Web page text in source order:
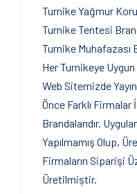
Turnike Yağmur
Turnike Tentesi
Turnike Muhafazası
Her Turnikeye
Web Sitemizde
Önce Farklı
Brandalarıdır.
Yapılmamış Olup,
Firmaların Siparişi
Üretilmiştir.